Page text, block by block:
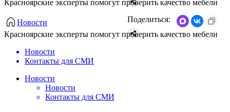
Красноярские эксперты помогут проверить качество мебели
Новости
Красноярские эксперты помогут проверить качество мебели
Поделиться:
Новости
Контакты для СМИ
Новости
Новости
Контакты для СМИ